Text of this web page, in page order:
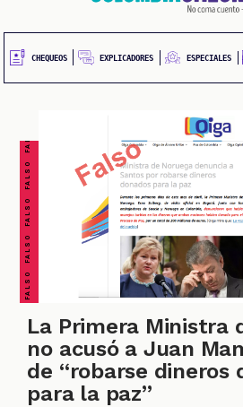
CHEQUEOS EXPLICADORES ESPECIALES
FALSO FALSO FALSO FALSO FALSO FALSO FALSO
La Primera Ministra
no acusó a Juan
de “robarse dineros
para la paz”